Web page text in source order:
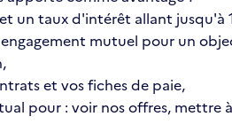
un taux d'intérêt allant jusqu'à
mutuel pour un
et vos fiches de paie,
pour : voir nos offres,